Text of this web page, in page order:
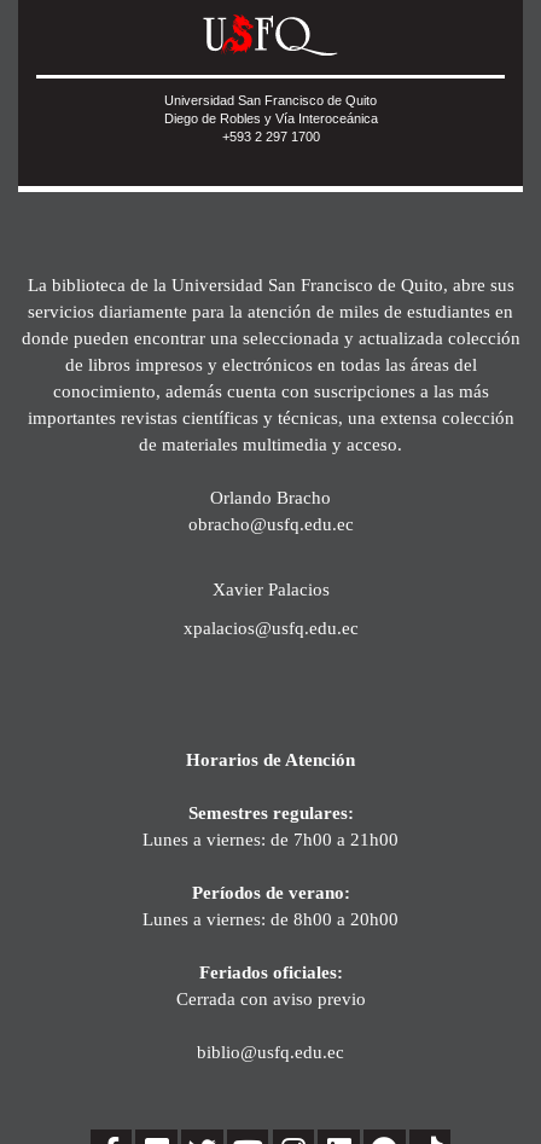
Universidad San Francisco de Quito
Diego de Robles y Vía Interoceánica
+593 2 297 1700
La biblioteca de la Universidad San Francisco de Quito, abre sus
servicios diariamente para la atención de miles de estudiantes en
donde pueden encontrar una seleccionada y actualizada colección
de libros impresos y electrónicos en todas las áreas del
conocimiento, además cuenta con suscripciones a las más
importantes revistas científicas y técnicas, una extensa colección
de materiales multimedia y acceso.
Orlando Bracho
obracho@usfq.edu.ec
Xavier Palacios
xpalacios@usfq.edu.ec
Horarios de Atención
Semestres regulares:
Lunes a viernes: de 7h00 a 21h00
Períodos de verano:
Lunes a viernes: de 8h00 a 20h00
Feriados oficiales:
Cerrada con aviso previo
biblio@usfq.edu.ec